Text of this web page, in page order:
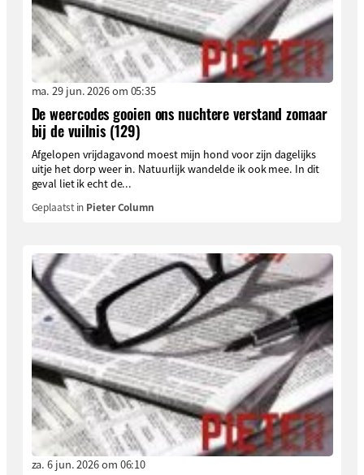
ma. 29 jun. 2026 om 05:35
De weercodes gooien ons nuchtere verstand zomaar
bij de vuilnis (129)
Afgelopen vrijdagavond moest mijn hond voor zijn dagelijks
uitje het dorp weer in. Natuurlijk wandelde ik ook mee. In dit
geval liet ik echt de...
Geplaatst in Pieter Column
za. 6 jun. 2026 om 06:10